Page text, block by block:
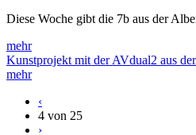
Diese Woche gibt die 7b aus der
mehr
Kunstprojekt mit der AVdual2 aus
mehr
‹
4 von 25
›